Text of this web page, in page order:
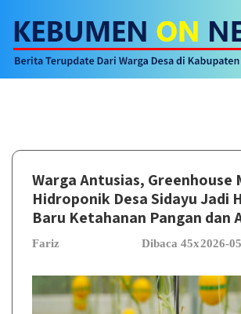
Warga Antusias, Greenhouse
Hidroponik Desa Sidayu Jadi
Baru Ketahanan Pangan dan
Fariz Dibaca 45x2026-